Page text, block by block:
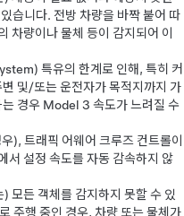
습니다. 전방 차량을 바짝 붙어 따
차량이나 물체 등이 감지되어 이
특유의 한계로 인해, 특히 커
및/또는 운전자가 목적지까지 가
경우 Model 3 속도가 느려질 수
), 트래픽 어웨어 크루즈 컨트롤이
서 설정 속도를 자동 감속하지 않
) 모든 객체를 감지하지 못할 수 있
주행 중인 경우, 차량 또는 물체가